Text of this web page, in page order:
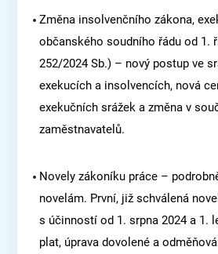
Změna insolvenčního zákona,
občanského soudního řádu od 1.
252/2024 Sb.) – nový postup ve
exekucích a insolvencích, nová
exekučních srážek a změna v
zaměstnavatelů.
Novely zákoníku práce –
novelám. První, již schválená
s účinností od 1. srpna 2024 a 1.
plat, úprava dovolené a